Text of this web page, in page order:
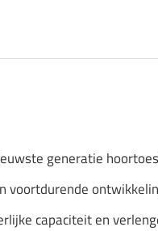
generatie
capaciteit en